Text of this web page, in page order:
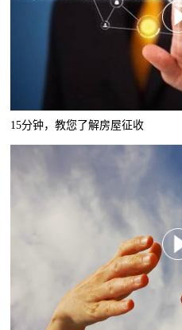
15分钟，教您了解房屋征收